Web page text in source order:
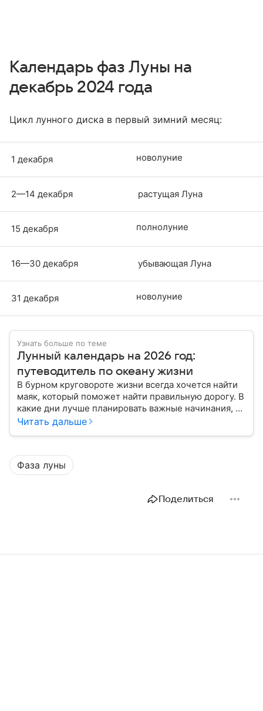
Календарь фаз Луны на
декабрь 2024 года
Цикл лунного диска в первый зимний месяц:
1 декабря новолуние
2—14 декабря растущая Луна
15 декабря полнолуние
16—30 декабря убывающая Луна
31 декабря новолуние
Узнать больше по теме
Лунный календарь на 2026 год:
путеводитель по океану жизни
В бурном круговороте жизни всегда хочется найти
маяк, который поможет найти правильную дорогу. В
какие дни лучше планировать важные начинания, а
когда стоит уделить больше внимания
Читать дальше
Фаза луны
Поделиться